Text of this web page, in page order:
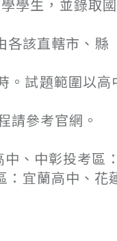
學生，並錄取
該直轄市、縣
。試題範圍以高
請參考官網。
、中彰投考區
：宜蘭高中、花